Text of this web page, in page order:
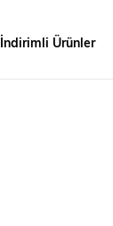
İndirimli Ürünler